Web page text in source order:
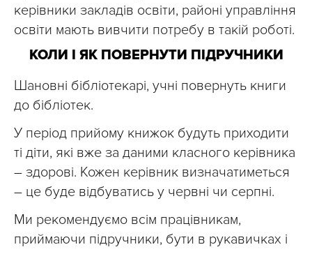
керівники закладів освіти, районі управління
освіти мають вивчити потребу в такій роботі.
КОЛИ І ЯК ПОВЕРНУТИ ПІДРУЧНИКИ
Шановні бібліотекарі, учні повернуть книги
до бібліотек.
У період прийому книжок будуть приходити
ті діти, які вже за даними класного керівника
– здорові. Кожен керівник визначатиметься
– це буде відбуватись у червні чи серпні.
Ми рекомендуємо всім працівникам,
приймаючи підручники, бути в рукавичках і